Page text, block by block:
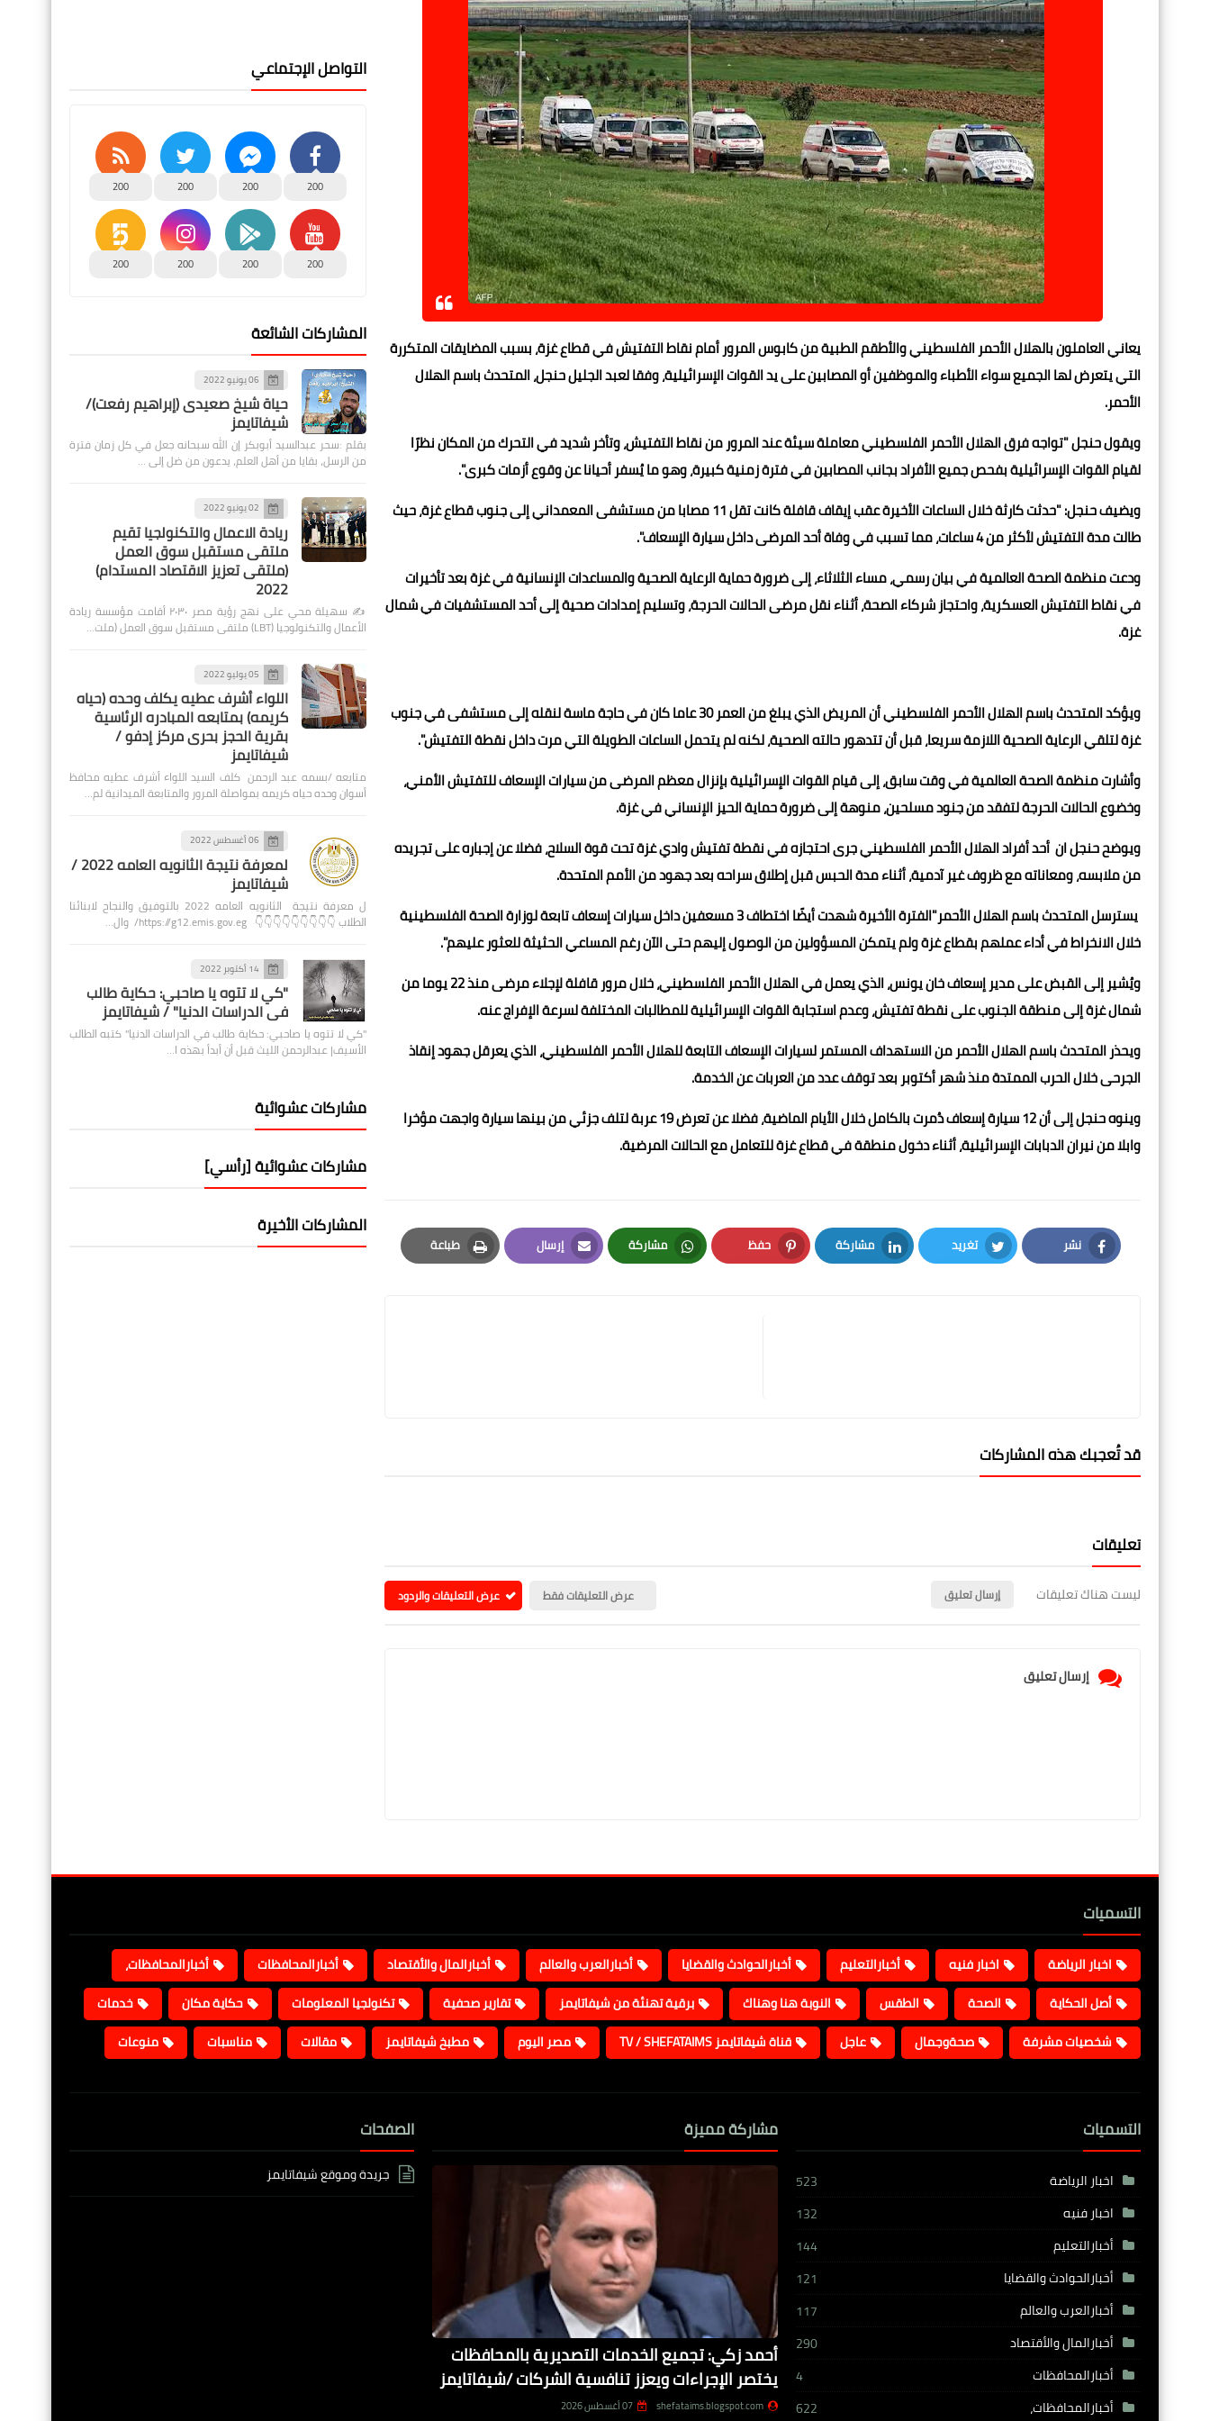
يعاني العاملون بالهلال الأحمر الفلسطيني والأطقم الطبية من كابوس المرور أمام نقاط التفتيش في قطاع غزة، بسبب المضايقات المتكررة
التي يتعرض لها الجميع سواء الأطباء والموظفين أو المصابين على يد القوات الإسرائيلية، وفقا لعبد الجليل حنجل، المتحدث باسم الهلال
الأحمر.
ويقول حنجل "تواجه فرق الهلال الأحمر الفلسطيني معاملة سيئة عند المرور من نقاط التفتيش، وتأخر شديد في التحرك من المكان نظرًا
لقيام القوات الإسرائيلية بفحص جميع الأفراد بجانب المصابين في فترة زمنية كبيرة، وهو ما يُسفر أحيانا عن وقوع أزمات كبرى".
ويضيف حنجل: "حدثت كارثة خلال الساعات الأخيرة عقب إيقاف قافلة كانت تقل 11 مصابا من مستشفى المعمداني إلى جنوب قطاع غزة، حيث
طالت مدة التفتيش لأكثر من 4 ساعات، مما تسبب في وفاة أحد المرضى داخل سيارة الإسعاف".
ودعت منظمة الصحة العالمية في بيان رسمي، مساء الثلاثاء، إلى ضرورة حماية الرعاية الصحية والمساعدات الإنسانية في غزة بعد تأخيرات
في نقاط التفتيش العسكرية، واحتجاز شركاء الصحة، أثناء نقل مرضى الحالات الحرجة، وتسليم إمدادات صحية إلى أحد المستشفيات في شمال
غزة.
ويؤكد المتحدث باسم الهلال الأحمر الفلسطيني أن المريض الذي يبلغ من العمر 30 عاما كان في حاجة ماسة لنقله إلى مستشفى في جنوب
غزة لتلقي الرعاية الصحية اللازمة سريعا، قبل أن تتدهور حالته الصحية، لكنه لم يتحمل الساعات الطويلة التي مرت داخل نقطة التفتيش".
وأشارت منظمة الصحة العالمية في وقت سابق، إلى قيام القوات الإسرائيلية بإنزال معظم المرضى من سيارات الإسعاف للتفتيش الأمني،
وخضوع الحالات الحرجة لتفقد من جنود مسلحين، منوهة إلى ضرورة حماية الحيز الإنساني في غزة.
ويوضح حنجل ان أحد أفراد الهلال الأحمر الفلسطيني جرى احتجازه في نقطة تفتيش وادي غزة تحت قوة السلاح، فضلا عن إجباره على تجريده
من ملابسه، ومعاناته مع ظروف غير آدمية، أثناء مدة الحبس قبل إطلاق سراحه بعد جهود من الأمم المتحدة.
يسترسل المتحدث باسم الهلال الأحمر"الفترة الأخيرة شهدت أيضًا اختطاف 3 مسعفين داخل سيارات إسعاف تابعة لوزارة الصحة الفلسطينية
خلال الانخراط في أداء عملهم بقطاع غزة ولم يتمكن المسؤولين من الوصول إليهم حتى الآن رغم المساعي الحثيثة للعثور عليهم".
ويُشير إلى القبض على مدير إسعاف خان يونس، الذي يعمل في الهلال الأحمر الفلسطيني، خلال مرور قافلة لإجلاء مرضى منذ 22 يوما من
شمال غزة إلى منطقة الجنوب على نقطة تفتيش، وعدم استجابة القوات الإسرائيلية للمطالبات المختلفة لسرعة الإفراج عنه.
ويحذر المتحدث باسم الهلال الأحمر من الاستهداف المستمر لسيارات الإسعاف التابعة للهلال الأحمر الفلسطيني، الذي يعرقل جهود إنقاذ
الجرحى خلال الحرب الممتدة منذ شهر أكتوبر بعد توقف عدد من العربات عن الخدمة.
وينوه حنجل إلى أن 12 سيارة إسعاف دُمرت بالكامل خلال الأيام الماضية، فضلا عن تعرض 19 عربة لتلف جزئي من بينها سيارة واجهت مؤخرا
وابلا من نيران الدبابات الإسرائيلية، أثناء دخول منطقة في قطاع غزة للتعامل مع الحالات المرضية.
نشر
Facebook
تغريد
Twitter
مشاركة
LinkedIn
حفظ
Pinterest
مشاركة
Whatsapp
إرسال
Email
طباعة
Print
قد تُعجبك هذه المشاركات
تعليقات
ليست هناك تعليقات إرسال تعليق عرض التعليقات فقط عرض التعليقات والردود
إرسال تعليق
التواصل الإجتماعي
200
200
200
200
200
200
200
200
المشاركات الشائعة
06 يونيو 2022
حياة شيخ صعيدى (إبراهيم رفعت)/
شيفاتايمز
بقلم :سحر عبدالسيد أبوبكر إن الله سبحانه جعل في كل زمان فترة
من الرسل، بقايا من أهل العلم، يدعون من ضل إلى …
02 يونيو 2022
ريادة الاعمال والتكنولجيا تقيم
ملتقى مستقبل سوق العمل
(ملتقى تعزيز الاقتصاد المستدام)
2022
✍️ سهيلة محي على نهج رؤية مصر ٢٠٣٠ أقامت مؤسسة ريادة
الأعمال والتكنولوجيا (LBT) ملتقى مستقبل سوق العمل (ملت…
05 يوليو 2022
اللواء أشرف عطيه يكلف وحده (حياه
كريمه) بمتابعه المبادره الرئاسية
بقرية الحجز بحرى مركز إدفو /
شيفاتايمز
متابعه /بسمه عبد الرحمن كلف السيد اللواء أشرف عطيه محافظ
أسوان وحده حياه كريمه بمواصلة المرور والمتابعة الميدانية لم…
06 أغسطس 2022
لمعرفة نتيجة الثانويه العامه 2022 /
شيفاتايمز
ل معرفة نتيجة الثانويه العامه 2022 بالتوفيق والنجاح لابنائنا
الطلاب 👇👇👇👇👇👇👇👇👇 https://g12.emis.gov.eg/ وال…
14 أكتوبر 2022
"كي لا تتوه يا صاحبي: حكاية طالب
في الدراسات الدنيا" / شيفاتايمز
"كي لا تتوه يا صاحبي: حكاية طالب في الدراسات الدنيا" كتبه الطالب
الأسيف| عبدالرحمن الليث قبل أن أبدأ بهذه ا…
مشاركات عشوائية
مشاركات عشوائية [رأسي]
المشاركات الأخيرة
التسميات
اخبار الرياضة اخبار فنيه أخبارالتعليم أخبارالحوادث والقضايا أخبارالعرب والعالم أخبارالمال والأقتصاد أخبارالمحافظات
أخبارالمحافظات،
أصل الحكاية
الصحة الطقس النوبة هنا وهناك برقية تهنئة من شيفاتايمز تقارير صحفية تكنولجيا المعلومات حكاية مكان
خدمات
شخصيات مشرفة
صحةوجمال عاجل قناة شيفاتايمز TV / SHEFATAIMS مصر اليوم مطبخ شيفاتايمز مقالات مناسبات منوعات
التسميات
اخبار الرياضة
523
اخبار فنيه
132
أخبارالتعليم
144
أخبارالحوادث والقضايا
121
أخبارالعرب والعالم
117
أخبارالمال والأقتصاد
290
أخبارالمحافظات
4
أخبارالمحافظات،
622
مشاركة مميزة
أحمد زكي: تجميع الخدمات التصديرية بالمحافظات
يختصر الإجراءات ويعزز تنافسية الشركات /شيفاتايمز
shefataims.blogspot.com 07 أغسطس 2026
الصفحات
جريدة وموقع شيفاتايمز